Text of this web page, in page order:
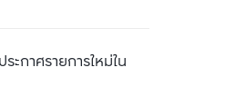
กาศรายการใหม่ใน